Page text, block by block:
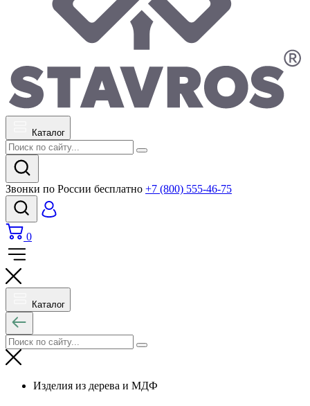
Каталог
Звонки по России бесплатно +7 (800) 555-46-75
0
Каталог
Изделия из дерева и МДФ